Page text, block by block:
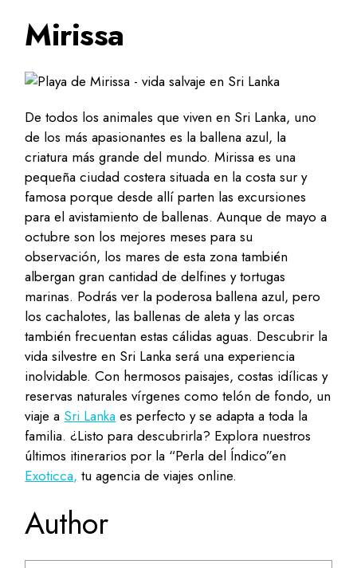
Mirissa
De todos los animales que viven en Sri Lanka, uno
de los más apasionantes es la ballena azul, la
criatura más grande del mundo. Mirissa es una
pequeña ciudad costera situada en la costa sur y
famosa porque desde allí parten las excursiones
para el avistamiento de ballenas. Aunque de mayo a
octubre son los mejores meses para su
observación, los mares de esta zona también
albergan gran cantidad de delfines y tortugas
marinas. Podrás ver la poderosa ballena azul, pero
los cachalotes, las ballenas de aleta y las orcas
también frecuentan estas cálidas aguas. Descubrir la
vida silvestre en Sri Lanka será una experiencia
inolvidable. Con hermosos paisajes, costas idílicas y
reservas naturales vírgenes como telón de fondo, un
viaje a Sri Lanka es perfecto y se adapta a toda la
familia. ¿Listo para descubrirla? Explora nuestros
últimos itinerarios por la “Perla del Índico”en
Exoticca, tu agencia de viajes online.
Author